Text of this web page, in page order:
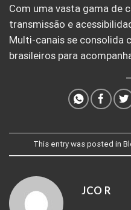
Com uma vasta gama de
transmissão e
Multi-canais se consolida
brasileiros para
This entry was posted in
JCO R